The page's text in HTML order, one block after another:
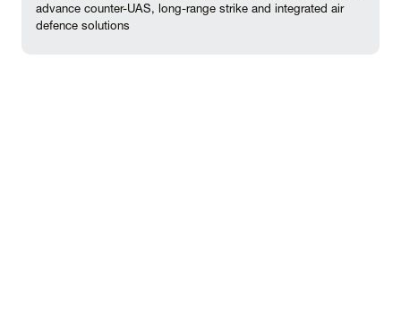
advance counter-UAS, long-range strike and integrated air
defence solutions